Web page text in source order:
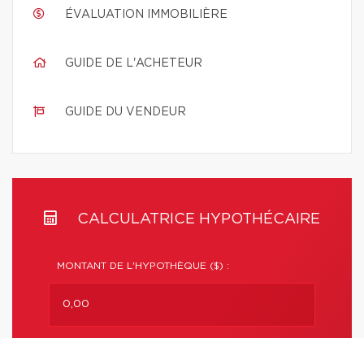
ÉVALUATION IMMOBILIÈRE
GUIDE DE L'ACHETEUR
GUIDE DU VENDEUR
CALCULATRICE HYPOTHÉCAIRE
MONTANT DE L'HYPOTHÈQUE ($) :